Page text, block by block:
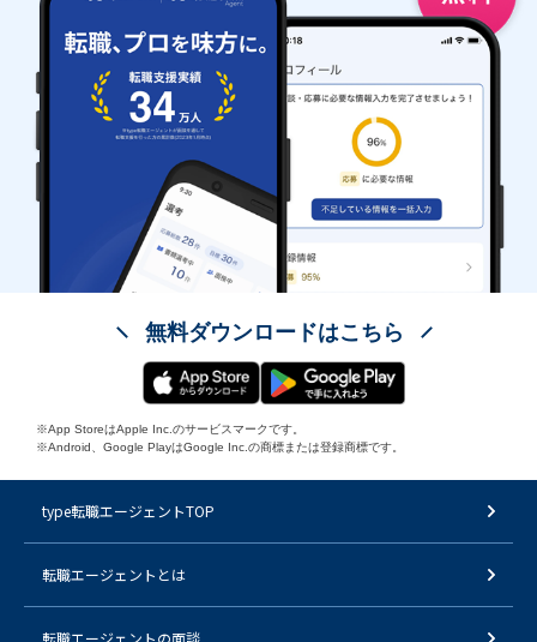
無料ダウンロードはこちら
※App StoreはApple Inc.のサービスマークです。
※Android、Google PlayはGoogle Inc.の商標または登録商標です。
type転職エージェントTOP
転職エージェントとは
転職エージェントの面談